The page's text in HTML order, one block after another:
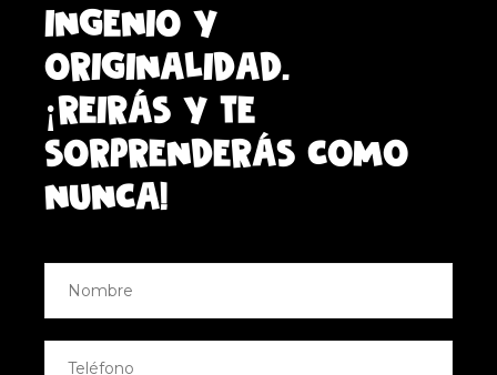
INGENIO Y
ORIGINALIDAD.
¡REIRÁS Y TE
SORPRENDERÁS COMO
NUNCA!